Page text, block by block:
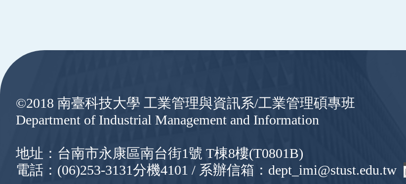
©2018 南臺科技大學 工業管理與資訊系/工業管理碩專班
Department of Industrial Management and Information
地址：台南市永康區南台街1號 T棟8樓(T0801B)
電話：(06)253-3131分機4101 / 系辦信箱：dept_imi@stust.edu.tw